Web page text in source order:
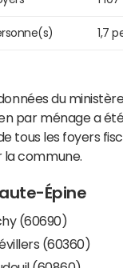
1,7
du
par ménage a
tous les foyers
commune.
Épine
(60690)
(60360)